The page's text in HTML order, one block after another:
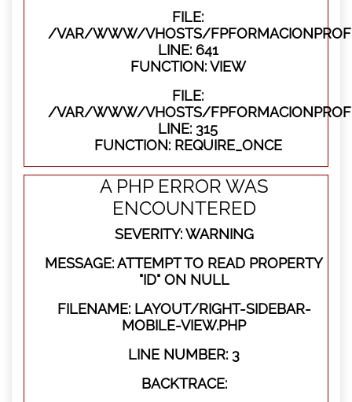
FILE:
/VAR/WWW/VHOSTS/
LINE: 641
FUNCTION: VIEW
FILE:
/VAR/WWW/VHOSTS/
LINE: 315
FUNCTION: REQUIRE_ONCE
A PHP ERROR WAS
ENCOUNTERED
SEVERITY: WARNING
MESSAGE: ATTEMPT TO READ PROPERTY
"ID" ON NULL
FILENAME: LAYOUT/RIGHT-SIDEBAR-
MOBILE-VIEW.PHP
LINE NUMBER: 3
BACKTRACE: